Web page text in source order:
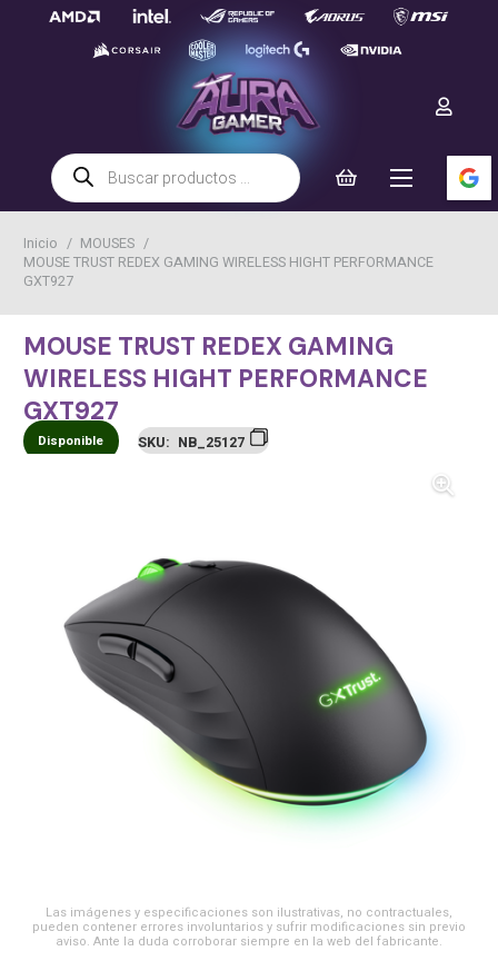
Búsqueda
de
productos
Inicio / MOUSES /
MOUSE TRUST REDEX GAMING WIRELESS HIGHT PERFORMANCE
GXT927
MOUSE TRUST REDEX GAMING
WIRELESS HIGHT PERFORMANCE
GXT927
Disponible SKU: NB_25127
Las imágenes y especificaciones son ilustrativas, no contractuales,
pueden contener errores involuntarios y sufrir modificaciones sin previo
aviso. Ante la duda corroborar siempre en la web del fabricante.